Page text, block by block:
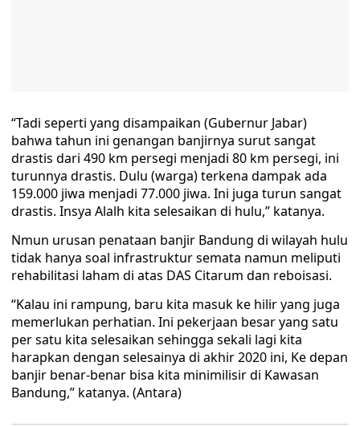
“Tadi seperti yang disampaikan (Gubernur Jabar)
bahwa tahun ini genangan banjirnya surut sangat
drastis dari 490 km persegi menjadi 80 km persegi, ini
turunnya drastis. Dulu (warga) terkena dampak ada
159.000 jiwa menjadi 77.000 jiwa. Ini juga turun sangat
drastis. Insya Alalh kita selesaikan di hulu,” katanya.
Nmun urusan penataan banjir Bandung di wilayah hulu
tidak hanya soal infrastruktur semata namun meliputi
rehabilitasi laham di atas DAS Citarum dan reboisasi.
“Kalau ini rampung, baru kita masuk ke hilir yang juga
memerlukan perhatian. Ini pekerjaan besar yang satu
per satu kita selesaikan sehingga sekali lagi kita
harapkan dengan selesainya di akhir 2020 ini, Ke depan
banjir benar-benar bisa kita minimilisir di Kawasan
Bandung,” katanya. (Antara)